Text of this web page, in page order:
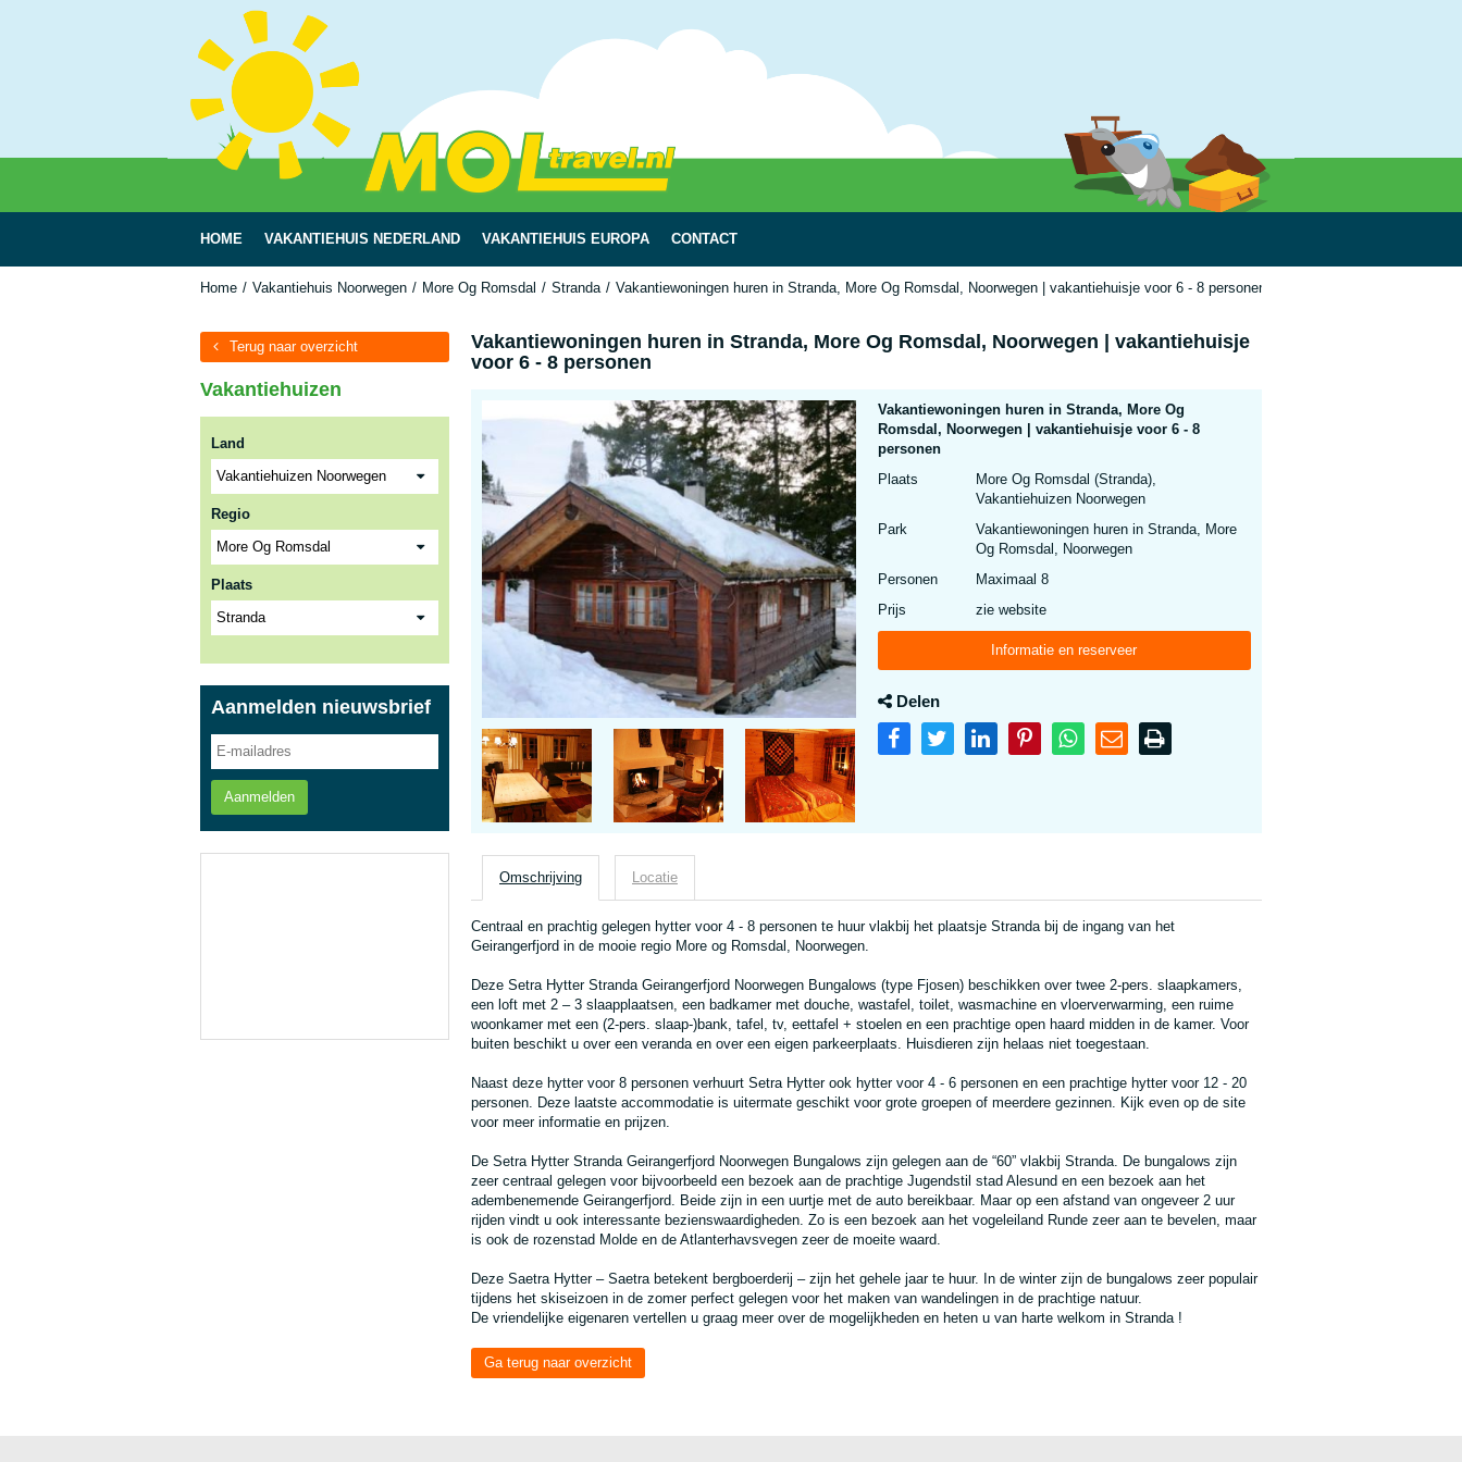
HOME VAKANTIEHUIS NEDERLAND VAKANTIEHUIS EUROPA CONTACT
Home Vakantiehuis Noorwegen More Og Romsdal Stranda Vakantiewoningen huren in Stranda, More Og Romsdal, Noorwegen | vakantiehuisje voor 6 - 8 personen
Vakantiewoningen huren in Stranda, More Og Romsdal, Noorwegen | vakantiehuisje
voor 6 - 8 personen
Vakantiewoningen huren in Stranda, More Og
Romsdal, Noorwegen | vakantiehuisje voor 6 - 8
personen
Plaats
More Og Romsdal (Stranda),
Vakantiehuizen Noorwegen
Park
Vakantiewoningen huren in Stranda, More
Og Romsdal, Noorwegen
Personen
Maximaal 8
Prijs
zie website
Informatie en reserveer
Delen
Omschrijving Locatie
Centraal en prachtig gelegen hytter voor 4 - 8 personen te huur vlakbij het plaatsje Stranda bij de ingang van het
Geirangerfjord in de mooie regio More og Romsdal, Noorwegen.
Deze Setra Hytter Stranda Geirangerfjord Noorwegen Bungalows (type Fjosen) beschikken over twee 2-pers. slaapkamers,
een loft met 2 – 3 slaapplaatsen, een badkamer met douche, wastafel, toilet, wasmachine en vloerverwarming, een ruime
woonkamer met een (2-pers. slaap-)bank, tafel, tv, eettafel + stoelen en een prachtige open haard midden in de kamer. Voor
buiten beschikt u over een veranda en over een eigen parkeerplaats. Huisdieren zijn helaas niet toegestaan.
Naast deze hytter voor 8 personen verhuurt Setra Hytter ook hytter voor 4 - 6 personen en een prachtige hytter voor 12 - 20
personen. Deze laatste accommodatie is uitermate geschikt voor grote groepen of meerdere gezinnen. Kijk even op de site
voor meer informatie en prijzen.
De Setra Hytter Stranda Geirangerfjord Noorwegen Bungalows zijn gelegen aan de “60” vlakbij Stranda. De bungalows zijn
zeer centraal gelegen voor bijvoorbeeld een bezoek aan de prachtige Jugendstil stad Alesund en een bezoek aan het
adembenemende Geirangerfjord. Beide zijn in een uurtje met de auto bereikbaar. Maar op een afstand van ongeveer 2 uur
rijden vindt u ook interessante bezienswaardigheden. Zo is een bezoek aan het vogeleiland Runde zeer aan te bevelen, maar
is ook de rozenstad Molde en de Atlanterhavsvegen zeer de moeite waard.
Deze Saetra Hytter – Saetra betekent bergboerderij – zijn het gehele jaar te huur. In de winter zijn de bungalows zeer populair
tijdens het skiseizoen in de zomer perfect gelegen voor het maken van wandelingen in de prachtige natuur.
De vriendelijke eigenaren vertellen u graag meer over de mogelijkheden en heten u van harte welkom in Stranda !
Ga terug naar overzicht
Terug naar overzicht
Vakantiehuizen
Land
Regio
Plaats
Aanmelden nieuwsbrief
Aanmelden